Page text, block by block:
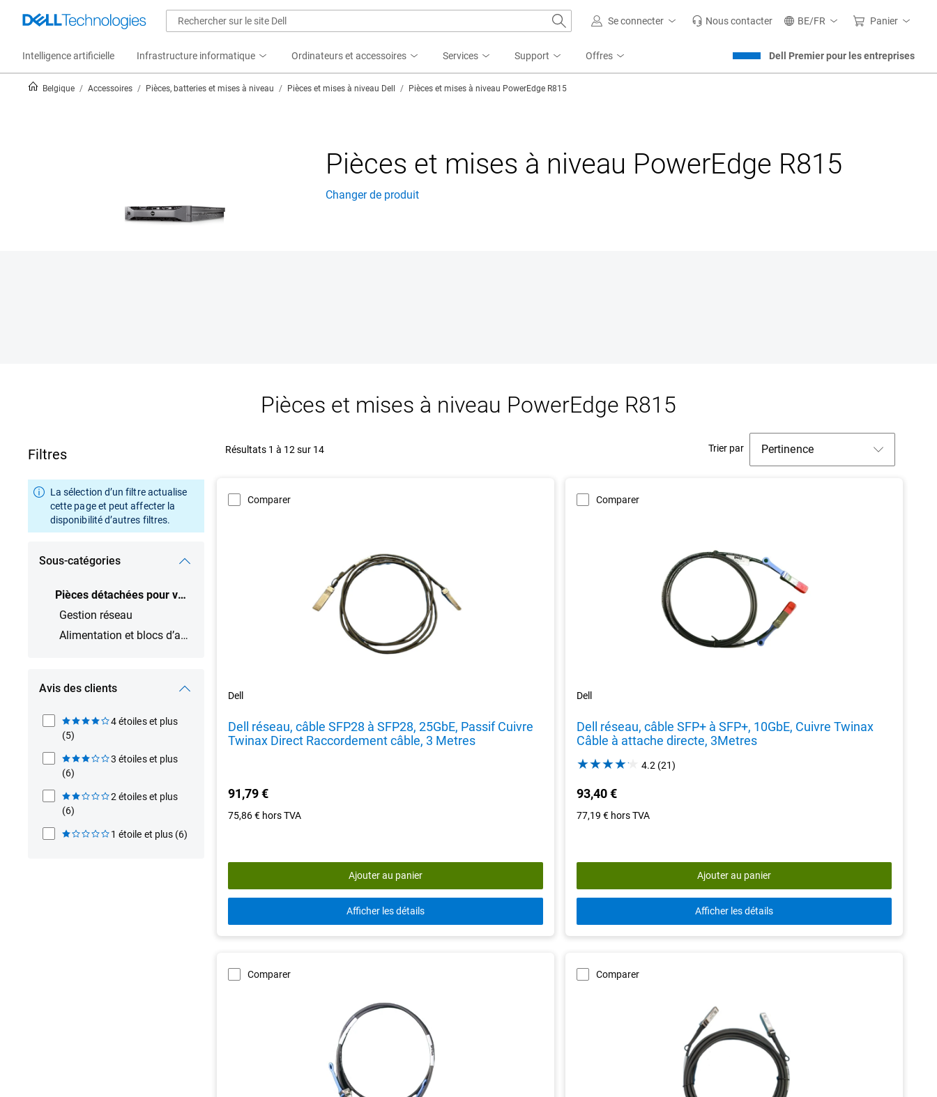
Se connecter Nous contacter BE/FR Panier
Intelligence artificielle Infrastructure informatique Ordinateurs et accessoires Services Support Offres Dell Premier pour les entreprises
Belgique Accessoires Pièces, batteries et mises à niveau Pièces et mises à niveau Dell Pièces et mises à niveau PowerEdge R815
Pièces et mises à niveau PowerEdge R815
Changer de produit
Pièces et mises à niveau PowerEdge R815
Filtres
La sélection d’un filtre actualise
cette page et peut affecter la
disponibilité d’autres filtres.
Sous-catégories
Pièces détachées pour votre système Dell
Gestion réseau
Alimentation et blocs d’alimentation
Avis des clients
4 étoiles et plus
(5)
3 étoiles et plus
(6)
2 étoiles et plus
(6)
1 étoile et plus (6)
Résultats 1 à 12 sur 14 Trier par
Comparer
Dell
Dell réseau, câble SFP28 à SFP28, 25GbE, Passif Cuivre
Twinax Direct Raccordement câble, 3 Metres
91,79 €
75,86 € hors TVA
Ajouter au panier
Afficher les détails
Comparer
Dell
Dell réseau, câble SFP+ à SFP+, 10GbE, Cuivre Twinax
Câble à attache directe, 3Metres
4.2 (21)
93,40 €
77,19 € hors TVA
Ajouter au panier
Afficher les détails
Comparer Comparer